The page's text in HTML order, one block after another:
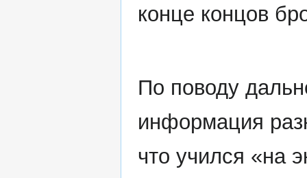
конце концов
По поводу
информация
что учился «на